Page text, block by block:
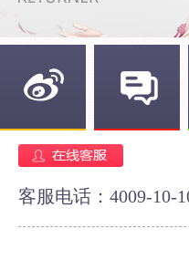
客服电话：4009-10-